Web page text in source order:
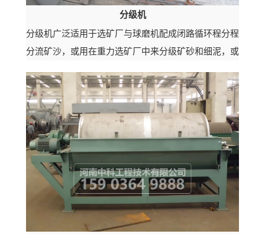
分级机
分级机广泛适用于选矿厂与球磨机配成闭路循环程分程
分流矿沙，或用在重力选矿厂中来分级矿砂和细泥，或
脱泥、脱水等作业。该机具有结构...